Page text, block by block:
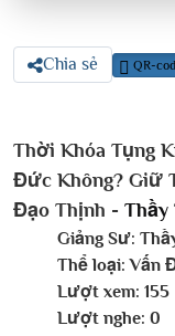
Chia sẻ QR-
Thời Khóa Tụng
Đức Không? Giữ
Đạo Thịnh - Thầy
Giảng Sư:
Thể loại: Vấn
Lượt xem: 155
Lượt nghe: 0